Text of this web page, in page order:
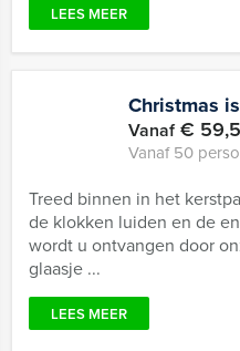
LEES MEER
Christmas
Vanaf€
Vanaf 50
Treed binnen in het
de klokken luiden en de
wordt u ontvangen door
glaasje ...
LEES MEER